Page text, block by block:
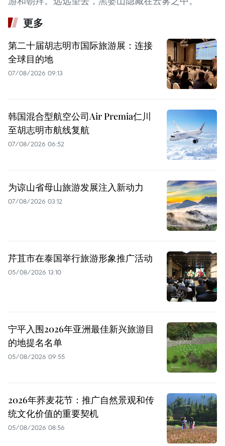
更多
第二十届胡志明市国际旅游展：连接
全球目的地
07/08/2026 09:13
韩国混合型航空公司Air Premia仁川
至胡志明市航线复航
07/08/2026 06:52
为谅山省母山旅游发展注入新动力
07/08/2026 03:12
芹苴市在泰国举行旅游形象推广活动
05/08/2026 13:10
宁平入围2026年亚洲最佳新兴旅游目
的地提名名单
05/08/2026 09:55
2026年荞麦花节：推广自然景观和传
统文化价值的重要契机
05/08/2026 08:56